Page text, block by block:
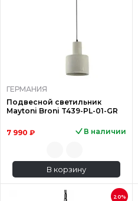
ГЕРМАНИЯ
Подвесной светильник
Maytoni Broni T439-PL-01-GR
7 990 ₽ В наличии
В корзину
20%